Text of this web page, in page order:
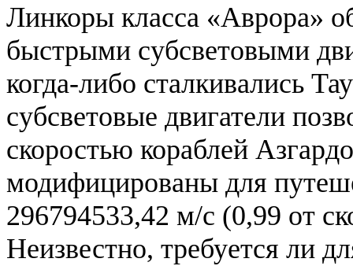
Линкоры класса «Аврора»
быстрыми субсветовыми
когда-либо сталкивались
субсветовые двигатели
скоростью кораблей
модифицированы для
296794533,42 м/с (0,99 от
Неизвестно, требуется ли